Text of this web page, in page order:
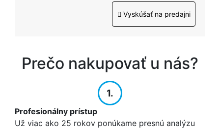
Vyskúšať na predajni
Prečo nakupovať u nás?
1.
Profesionálny prístup
Už viac ako 25 rokov ponúkame presnú analýzu